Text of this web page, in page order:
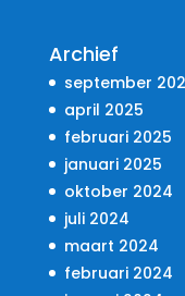
Archief
september
april 2025
februari 2025
januari 2025
oktober 2024
juli 2024
maart 2024
februari 2024